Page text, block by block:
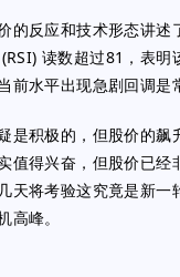
的反应和技术形态讲述
读数超过81，表明
前水平出现急剧回调是
是积极的，但股价的飙
值得兴奋，但股价已经
天将考验这究竟是新一
高峰。